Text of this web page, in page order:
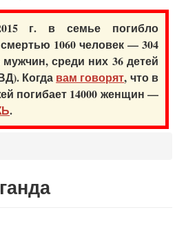
г. в семье погибло
1060 человек — 304
среди них 36 детей
Когда вам говорят, что в
погибает 14000 женщин —
.